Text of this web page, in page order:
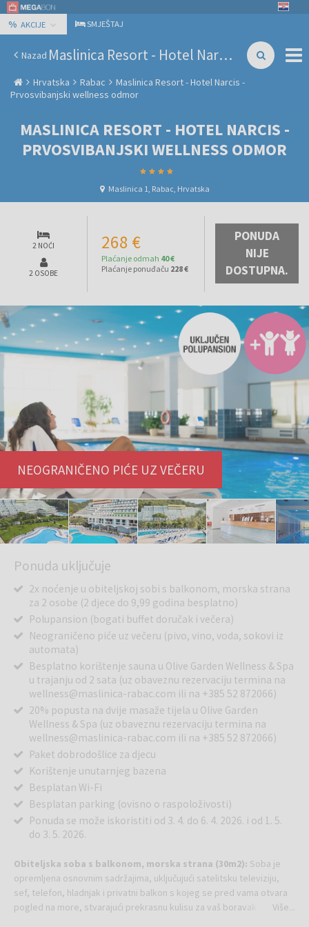
% AKCIJE SMJEŠTAJ
Nazad Maslinica Resort - Hotel Narcis - Prvosvibanjski wellness odmor
Hrvatska Rabac
Maslinica Resort - Hotel Narcis -
Prvosvibanjski wellness odmor
MASLINICA RESORT - HOTEL NARCIS -
PRVOSVIBANJSKI WELLNESS ODMOR
Maslinica 1, Rabac, Hrvatska
2 NOĆI
2 OSOBE
268 €
Plaćanje odmah 40 €
Plaćanje ponuđaču 228 €
PONUDA
NIJE
DOSTUPNA.
NEOGRANIČENO PIĆE UZ VEČERU
Ponuda uključuje
2x noćenje u obiteljskoj sobi s balkonom, morska strana
za 2 osobe (2 djece do 9,99 godina besplatno)
Polupansion (bogati buffet doručak i večera)
Neograničeno piće uz večeru (pivo, vino, voda, sokovi iz
automata)
Besplatno korištenje sauna u Olive Garden Wellness & Spa
u trajanju od 2 sata (uz obaveznu rezervaciju termina na
wellness@maslinica-rabac.com ili na +385 52 872066)
20% popusta na dvije masaže tijela u Olive Garden
Wellness & Spa (uz obaveznu rezervaciju termina na
wellness@maslinica-rabac.com ili na +385 52 872066)
Paket dobrodošlice za djecu
Korištenje unutarnjeg bazena
Besplatan Wi-Fi
Besplatan parking (ovisno o raspoloživosti)
Ponuda se može iskoristiti od 3. 4. do 6. 4. 2026. i od 1. 5.
do 3. 5. 2026.
Obiteljska soba s balkonom, morska strana (30m2): Soba je
opremljena osnovnim sadržajima, uključujući satelitsku televiziju,
sef, telefon, hladnjak i privatni balkon s kojeg se pred vama otvara
pogled na more, stvarajući prekrasnu kulisu za vaš boravak.
Više...